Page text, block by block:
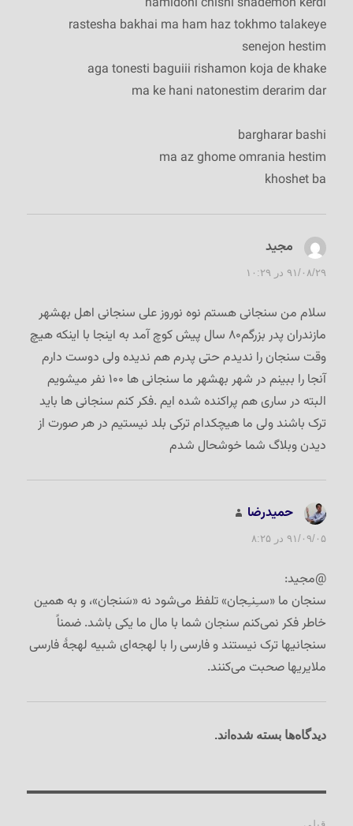
rastesha bakhai ma ham haz tokhmo talakeye
senejon hestim
aga tonesti baguiii rishamon koja de khake
ma ke hani natonestim derarim dar
bargharar bashi
ma az ghome omrania hestim
khoshet ba
مجید
۹۱/۰۸/۲۹ در ۱۰:۲۹
سلام من سنجانی هستم نوه نوروز علی سنجانی اهل بهشهر
مازندران پدر بزرگم۸۰ سال پیش کوچ آمد به اینجا با اینکه هیچ
وقت سنجان را ندیدم حتی پدرم هم ندیده ولی دوست دارم
آنجا را ببینم در شهر بهشهر ما سنجانی ها ۱۰۰ نفر میشویم
البته در ساری هم پراکنده شده ایم .فکر کنم سنجانی ها باید
ترک باشند ولی ما هیچکدام ترکی بلد نیستیم در هر صورت از
دیدن وبلاگ شما خوشحال شدم
حمیدرضا
۹۱/۰۹/۰۵ در ۸:۲۵
@مجید:
سنجان ما «سـِنـِجان» تلفظ می‌شود نه «سَنجان»، و به همین
خاطر فکر نمی‌کنم سنجان شما با مال ما یکی باشد. ضمناً
سنجانیها ترک نیستند و فارسی را با لهجه‌ای شبیه لهجۀ فارسی
ملایریها صحبت می‌کنند.
دیدگاه‌ها بسته شده‌اند.